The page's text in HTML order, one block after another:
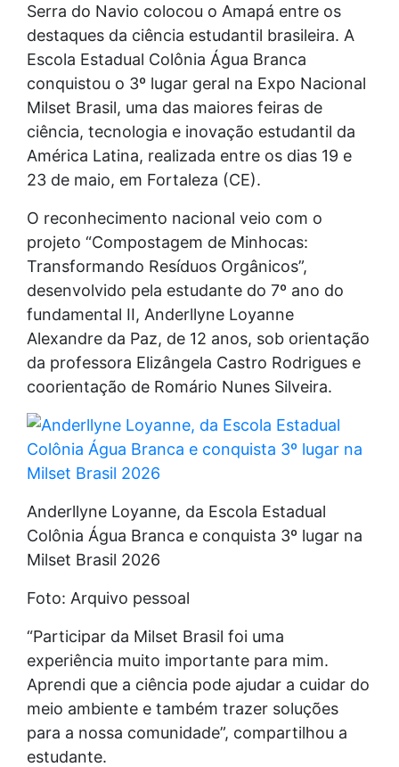
Serra do Navio colocou o Amapá entre os
destaques da ciência estudantil brasileira. A
Escola Estadual Colônia Água Branca
conquistou o 3º lugar geral na Expo Nacional
Milset Brasil, uma das maiores feiras de
ciência, tecnologia e inovação estudantil da
América Latina, realizada entre os dias 19 e
23 de maio, em Fortaleza (CE).
O reconhecimento nacional veio com o
projeto “Compostagem de Minhocas:
Transformando Resíduos Orgânicos”,
desenvolvido pela estudante do 7º ano do
fundamental II, Anderllyne Loyanne
Alexandre da Paz, de 12 anos, sob orientação
da professora Elizângela Castro Rodrigues e
coorientação de Romário Nunes Silveira.
Anderllyne Loyanne, da Escola Estadual
Colônia Água Branca e conquista 3º lugar na
Milset Brasil 2026
Foto: Arquivo pessoal
“Participar da Milset Brasil foi uma
experiência muito importante para mim.
Aprendi que a ciência pode ajudar a cuidar do
meio ambiente e também trazer soluções
para a nossa comunidade”, compartilhou a
estudante.